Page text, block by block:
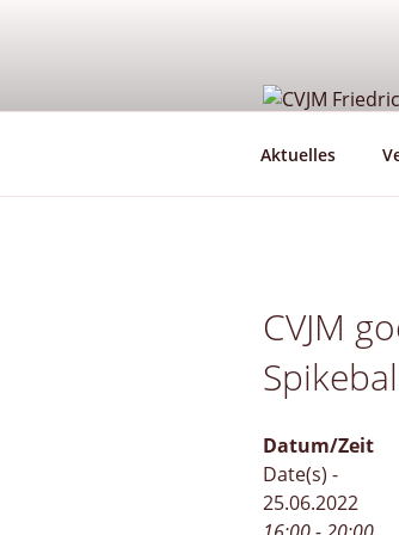
Aktuelles
CVJM
Datum/Zeit
Date(s) -
25.06.2022